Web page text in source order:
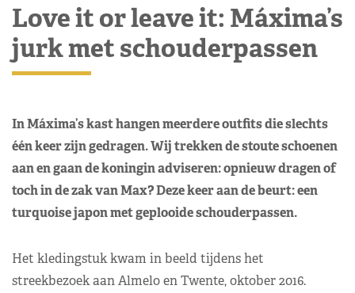
Love it or leave it: Máxima’s
jurk met schouderpassen
In Máxima’s kast hangen meerdere outfits die slechts
één keer zijn gedragen. Wij trekken de stoute schoenen
aan en gaan de koningin adviseren: opnieuw dragen of
toch in de zak van Max? Deze keer aan de beurt: een
turquoise japon met geplooide schouderpassen.
Het kledingstuk kwam in beeld tijdens het
streekbezoek aan Almelo en Twente, oktober 2016.